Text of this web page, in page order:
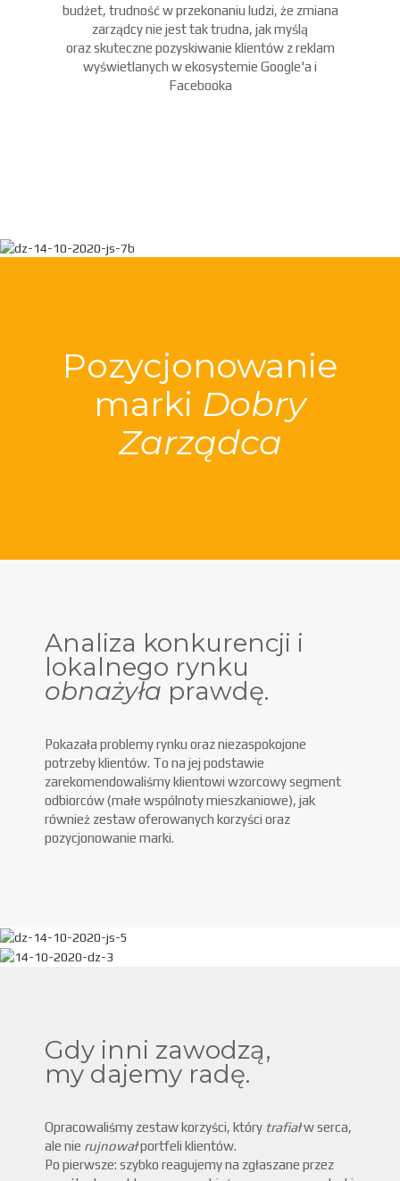
budżet, trudność w przekonaniu ludzi, że zmiana
zarządcy nie jest tak trudna, jak myślą
oraz skuteczne pozyskiwanie klientów z reklam
wyświetlanych w ekosystemie Google'a i
Facebooka
Pozycjonowanie
marki Dobry
Zarządca
Analiza konkurencji i
lokalnego rynku
obnażyła prawdę.
Pokazała problemy rynku oraz niezaspokojone
potrzeby klientów. To na jej podstawie
zarekomendowaliśmy klientowi wzorcowy segment
odbiorców (małe wspólnoty mieszkaniowe), jak
również zestaw oferowanych korzyści oraz
pozycjonowanie marki.
Gdy inni zawodzą,
my dajemy radę.
Opracowaliśmy zestaw korzyści, który trafiałw serca,
ale nie rujnowałportfeli klientów.
Po pierwsze: szybko reagujemy na zgłaszane przez